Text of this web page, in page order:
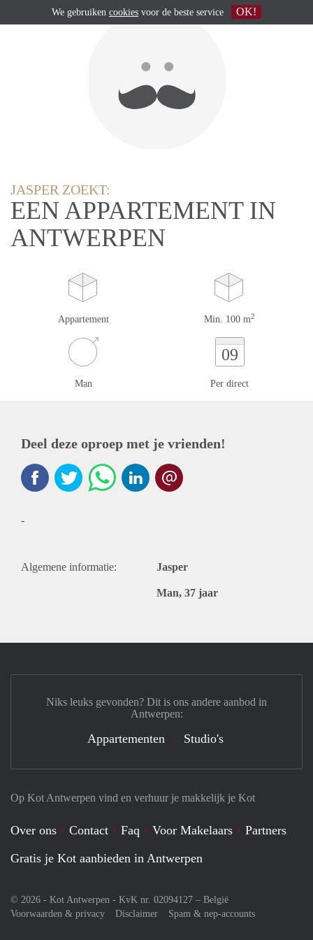
JASPER ZOEKT:
EEN APPARTEMENT IN
ANTWERPEN
Appartement Min. 100 m2
Man
09
Per direct
Deel deze oproep met je vrienden!
-
Algemene informatie: Jasper
Man, 37 jaar
Op Kot Antwerpen vind en verhuur je makkelijk je Kot
Over ons Contact Faq Voor Makelaars
Partners
Gratis je Kot aanbieden in Antwerpen
© 2026 - Kot Antwerpen - KvK nr. 02094127 – België
Voorwaarden & privacy
Disclaimer Spam & nep-accounts
Niks leuks gevonden? Dit is ons andere aanbod in
Antwerpen:
Appartementen Studio's
We gebruiken cookies voor de beste service OK!